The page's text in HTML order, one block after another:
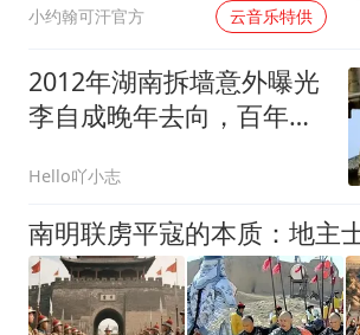
小约翰可汗官方 云音乐特供
2012年湖南拆墙意外曝光
李自成晚年去向，百年明
Hello吖小志